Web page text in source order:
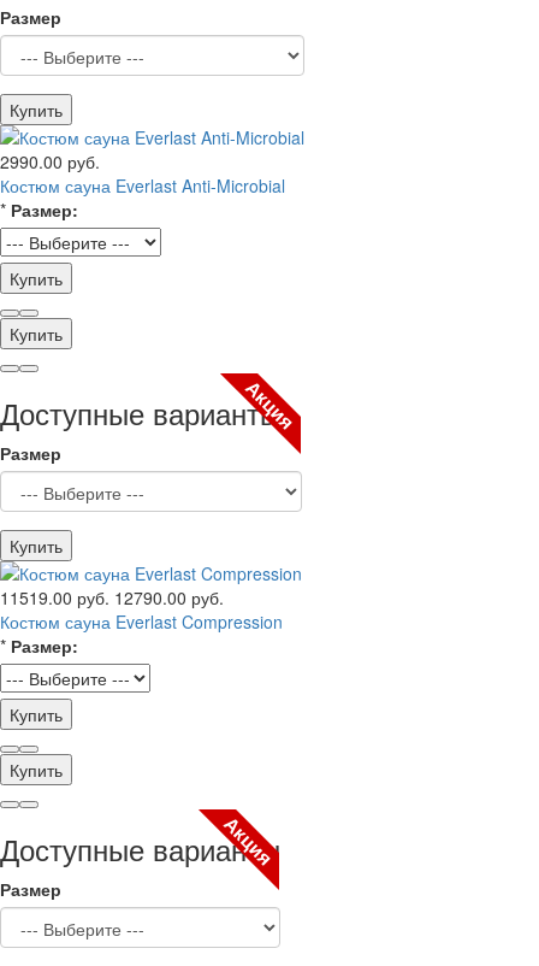
Размер
Купить
2990.00 руб.
Костюм сауна Everlast Anti-Microbial
* Размер:
Купить
Купить
Доступные варианты
Размер
Купить
Акция
11519.00 руб. 12790.00 руб.
Костюм сауна Everlast Compression
* Размер:
Купить
Купить
Доступные варианты
Размер
Акция